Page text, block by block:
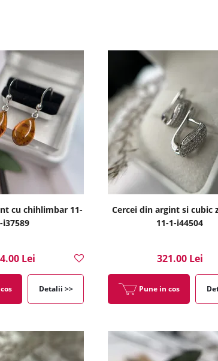
cu chihlimbar 11-
i37589
Lei
Detalii >>
Cercei din argint si cubic
11-1-i44504
321.00 Lei
Pune in cos